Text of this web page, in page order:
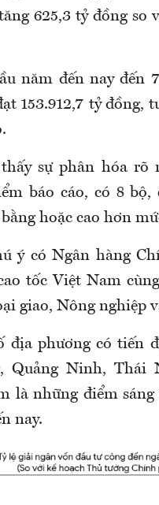
625,3 tỷ đồng
năm đến nay đến
153.912,7 tỷ đồng,
sự phân hóa rõ
báo cáo, có 8 bộ,
hoặc cao hơn
ý có Ngân hàng
tốc Việt Nam
giao, Nông nghiệp
địa phương có tiến
Quảng Ninh, Thái
là những điểm
nay.